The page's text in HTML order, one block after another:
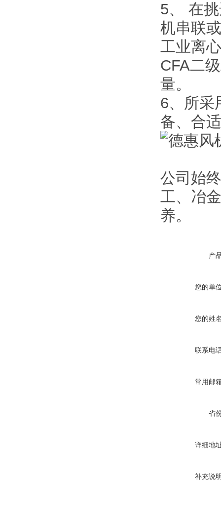
5、 在
机串联
工业离
CFA二
量。
6、所采
备、合
公司始
工、冶
养。
产
您的单
您的姓
联系电
常用邮
省
详细地
补充说